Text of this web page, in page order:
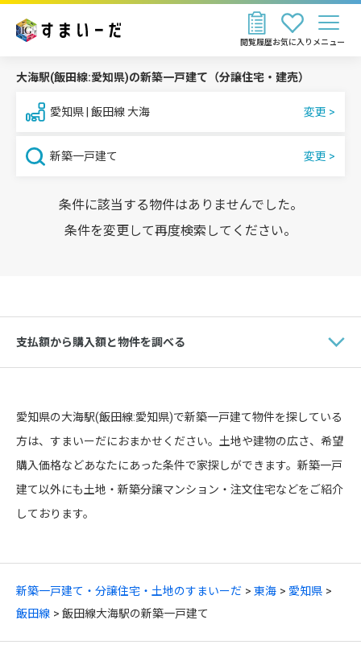
お気に入り
閲覧履歴 メニュー
新築一戸建て・分譲住宅・土地のすまいーだ 東海
愛知県
飯田線
飯田線大海駅の新築一戸建て
大海駅(飯田線:愛知県)の新築一戸建て（分譲住宅・建売）
愛知県 | 飯田線 大海
新築一戸建て
条件に該当する物件はありませんでした。
条件を変更して再度検索してください。
支払額から購入額と物件を調べる
愛知県の大海駅(飯田線:愛知県)で新築一戸建て物件を探している
方は、すまいーだにおまかせください。土地や建物の広さ、希望
購入価格などあなたにあった条件で家探しができます。新築一戸
建て以外にも土地・新築分譲マンション・注文住宅などをご紹介
しております。